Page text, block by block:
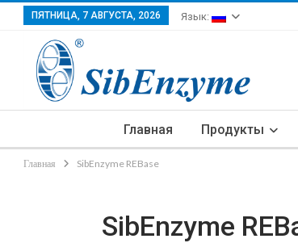
ПЯТНИЦА, 7 АВГУСТА, 2026 Язык:
Главная Продукты
Главная SibEnzyme REBase
SibEnzyme